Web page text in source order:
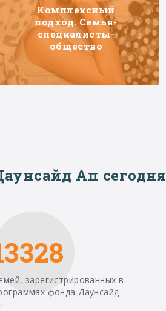
Комплексный
подход. Семья-
специалисты-
общество
Ап сегодня
зарегистрированных в
фонда Даунсайд